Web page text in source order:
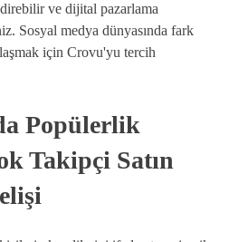
ve dijital pazarlama
Sosyal medya dünyasında fark
için Crovu'yu tercih
Popülerlik
Takipçi Satın